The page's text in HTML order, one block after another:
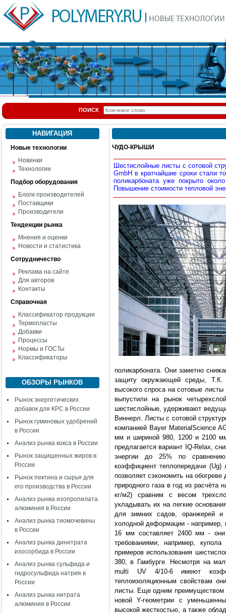
ПОИСК
НАВИГАЦИЯ
Новые технологии
Новинки
Технологии
Подбор оборудования
Блоги производителей
Поставщики
Производители
Тенденции рынка
Мнения и оценки
Новости и статистика
Сотрудничество
Реклама на сайте
Для авторов
Контакты
Справочная
Классификатор продукции
Термопласты
Добавки
Процессы
Нормы и ГОСТы
Классификаторы
ОБЗОРЫ РЫНКОВ
Рынок энергетических
добавок для КРС в России
Рынок гуминовых удобрений
в России
Анализ рынка кокса в России
Рынок защищенных жиров в
России
Рынок пектина и сырья для
его производства в России
Анализ рынка изопропилата
алюминия в России
Анализ рынка тиомочевины
в России
Анализ рынка динитрата
изосорбида в России
Анализ рынка сульфида и
гидросульфида натрия в
России
Анализ рынка нитрата
алюминия в России
ЧУДО-КРЫШИ
Шестислойные листы с сотовой
GmbH в кратчайшие сроки стали
поликарбоната уже покрыто
Повышение стоимости тепловой
поликарбоната. Они заметно
защиту окружающей среды, Т.К.
высокого спроса на сотовые
выпустили на рынок
шестислойные, удерживают
Виннерл. Листы с сотовой
компанией Bayer MaterialScience
мм и шириной 980, 1200 и 2100
предлагается вариант IQ-Relax,
энергии до 25% по
коэффициент теплопередачи
позволяет сэкономить на
природного газа в год из
кг/м2) сравним с весом
укладывать их на легкие
для зимних садов, оранжерей и
холодной деформации - например,
16 мм составляет 2400 мм - они
требованиями, например,
примеров использования
380, в Гамбурге. Несмотря на
multi UV 4/10-6 имеют
теплоизоляционным свойствам
листы. Еще одним преимуществом
новой Y-геометрии с
высокой жесткостью, а также